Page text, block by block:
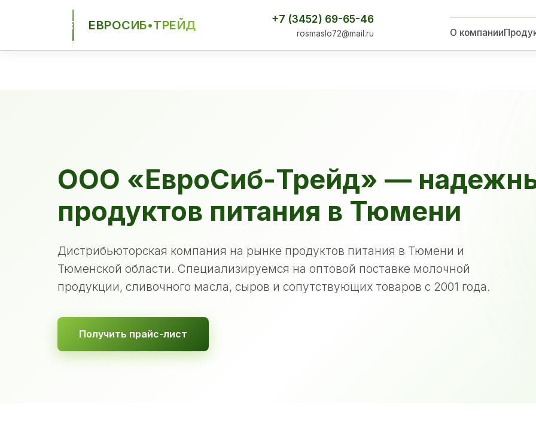
ЕСТ ЕВРОСИБ•ТРЕЙД +7 (3452) 69-65-46
rosmaslo72@mail.ru О компании
ООО «ЕвроСиб-Трейд» —
продуктов питания в Тюмени
Дистрибьюторская компания на рынке продуктов питания в Тюмени и
Тюменской области. Специализируемся на оптовой поставке молочной
продукции, сливочного масла, сыров и сопутствующих товаров с 2001 года.
Получить прайс-лист